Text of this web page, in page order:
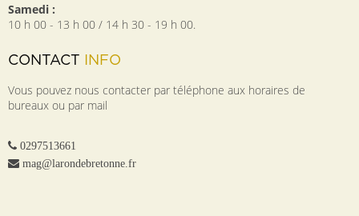
Samedi :
10 h 00 - 13 h 00 / 14 h 30 - 19 h 00.
CONTACT INFO
Vous pouvez nous contacter par téléphone aux horaires de
bureaux ou par mail
0297513661
mag@larondebretonne.fr